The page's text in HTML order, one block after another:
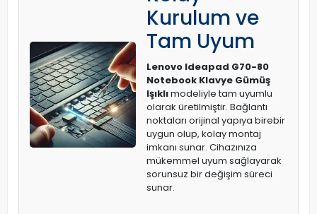
Kurulum ve
Tam Uyum
Lenovo Ideapad G70-80
Notebook Klavye Gümüş
Işıklımodeliyle tam uyumlu
olarak üretilmiştir. Bağlantı
noktaları orijinal yapıya birebir
uygun olup, kolay montaj
imkanı sunar. Cihazınıza
mükemmel uyum sağlayarak
sorunsuz bir değişim süreci
sunar.